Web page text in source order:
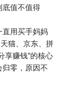
底值不值得
直用买手妈妈
猫、京东、拼
享赚钱”的核心
零，原因不